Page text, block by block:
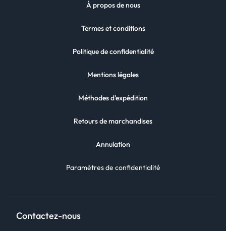
À propos de nous
Termes et conditions
Politique de confidentialité
Mentions légales
Méthodes d'expédition
Retours de marchandises
Annulation
Paramètres de confidentialité
Contactez-nous